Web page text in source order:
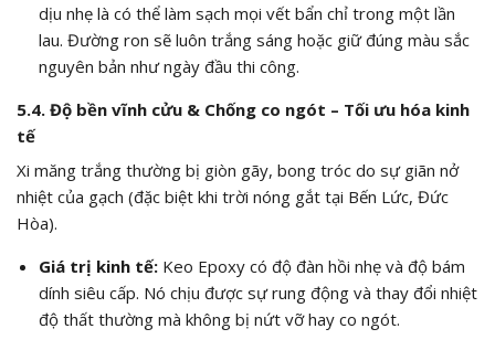
dịu nhẹ là có thể làm sạch mọi vết bẩn chỉ trong một lần
lau. Đường ron sẽ luôn trắng sáng hoặc giữ đúng màu sắc
nguyên bản như ngày đầu thi công.
5.4. Độ bền vĩnh cửu & Chống co ngót – Tối ưu hóa kinh
tế
Xi măng trắng thường bị giòn gãy, bong tróc do sự giãn nở
nhiệt của gạch (đặc biệt khi trời nóng gắt tại Bến Lức, Đức
Hòa).
Giá trị kinh tế:Keo Epoxy có độ đàn hồi nhẹ và độ bám
dính siêu cấp. Nó chịu được sự rung động và thay đổi nhiệt
độ thất thường mà không bị nứt vỡ hay co ngót.